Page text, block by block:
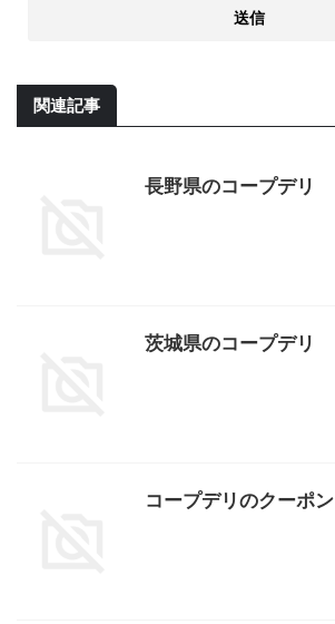
関連記事
長野県のコープデリ
茨城県のコープデリ
コープデリのクーポン